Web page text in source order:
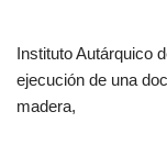
Instituto Autárquico
ejecución de una
madera,